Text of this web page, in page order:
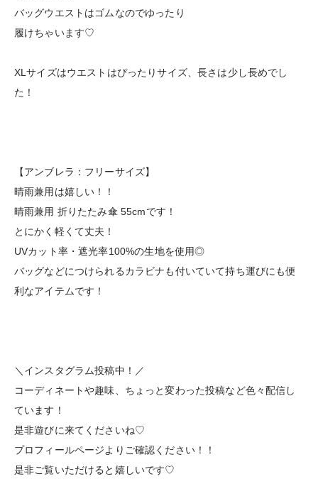
バッグウエストはゴムなのでゆったり
履けちゃいます♡
XLサイズはウエストはぴったりサイズ、長さは少し長めでし
た！
【アンブレラ：フリーサイズ】
晴雨兼用は嬉しい！！
晴雨兼用 折りたたみ傘 55cmです！
とにかく軽くて丈夫！
UVカット率・遮光率100%の生地を使用◎
バッグなどにつけられるカラビナも付いていて持ち運びにも便
利なアイテムです！
＼インスタグラム投稿中！／
コーディネートや趣味、ちょっと変わった投稿など色々配信し
ています！
是非遊びに来てくださいね♡
プロフィールページよりご確認ください！！
是非ご覧いただけると嬉しいです♡